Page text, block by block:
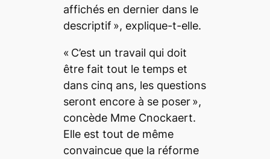
affichés en dernier dans le
descriptif », explique-t-elle.
« C’est un travail qui doit
être fait tout le temps et
dans cinq ans, les questions
seront encore à se poser»,
concède Mme Cnockaert.
Elle est tout de même
convaincue que la réforme